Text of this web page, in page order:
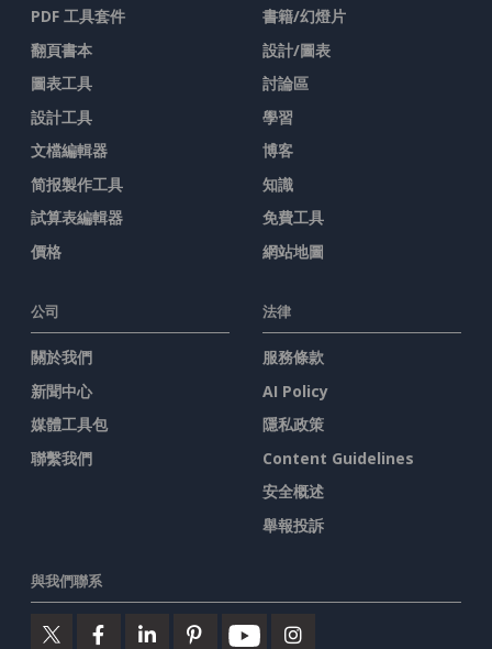
PDF 工具套件
翻頁書本
圖表工具
設計工具
文檔編輯器
简报製作工具
試算表編輯器
價格
書籍/幻燈片
設計/圖表
討論區
學習
博客
知識
免費工具
網站地圖
公司
關於我們
新聞中心
媒體工具包
聯繫我們
法律
服務條款
AI Policy
隱私政策
Content Guidelines
安全概述
舉報投訴
與我們聯系